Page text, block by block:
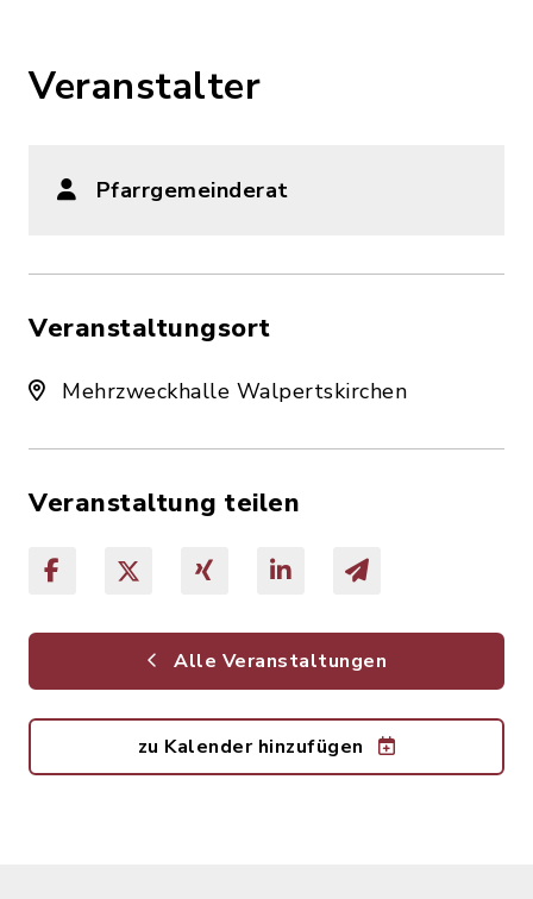
Veranstalter
Pfarrgemeinderat
Veranstaltungsort
Mehrzweckhalle Walpertskirchen
Veranstaltung teilen
Alle Veranstaltungen
zu Kalender hinzufügen